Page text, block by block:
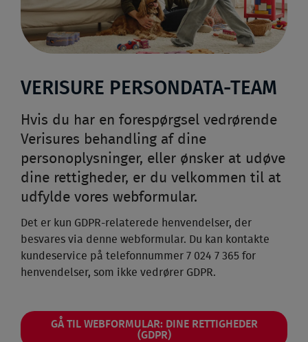
VERISURE PERSONDATA-TEAM
Hvis du har en forespørgsel vedrørende
Verisures behandling af dine
personoplysninger, eller ønsker at udøve
dine rettigheder, er du velkommen til at
udfylde vores webformular.
Det er kun GDPR-relaterede henvendelser, der
besvares via denne webformular. Du kan kontakte
kundeservice på telefonnummer 7 024 7 365 for
henvendelser, som ikke vedrører GDPR.
GÅ TIL WEBFORMULAR: DINE RETTIGHEDER
(GDPR)